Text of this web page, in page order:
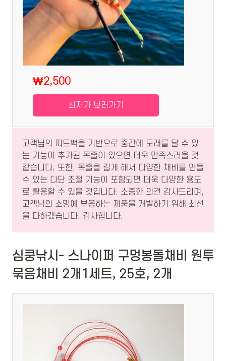
₩2,500
최저가 보러가기
고객님의 피드백을 기반으로 중간에 도래를 달 수 있
는 기능이 추가된 목줄이 있으면 더욱 만족스러울 것
같습니다. 또한, 목줄을 길게 해서 다양한 채비를 만들
수 있는 다단 조절 기능이 포함되면 더욱 다양한 용도
로 활용할 수 있을 것입니다. 소중한 의견 감사드리며,
고객님의 소망에 부응하는 제품을 개발하기 위해 최선
을 다하겠습니다. 감사합니다.
심쿵낚시- 스나이퍼 구멍봉돌채비 원투
묶음채비 2개1세트, 25호, 2개